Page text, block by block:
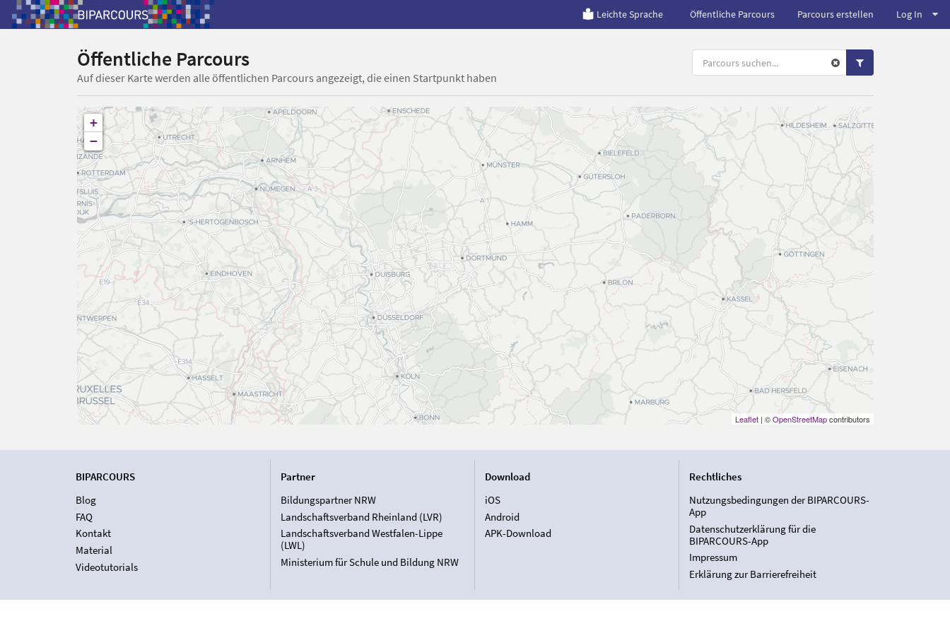
Leichte Sprache Öffentliche Parcours Parcours erstellen Log In
Öffentliche Parcours
Auf dieser Karte werden alle öffentlichen Parcours angezeigt, die einen Startpunkt haben
+
−
Leaflet| ©OpenStreetMapcontributors
BIPARCOURS
Blog
FAQ
Kontakt
Material
Videotutorials
Partner
Bildungspartner NRW
Landschaftsverband Rheinland (LVR)
Landschaftsverband Westfalen-Lippe
(LWL)
Ministerium für Schule und Bildung NRW
Download
iOS
Android
APK-Download
Rechtliches
Nutzungsbedingungen der BIPARCOURS-
App
Datenschutzerklärung für die
BIPARCOURS-App
Impressum
Erklärung zur Barrierefreiheit